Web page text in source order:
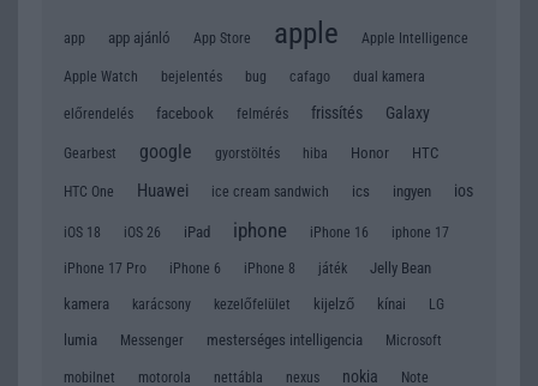
app app ajánló App Store apple Apple Intelligence
Apple Watch bejelentés bug cafago dual kamera
előrendelés facebook felmérés frissítés Galaxy
Gearbest google gyorstöltés hiba Honor HTC
HTC One Huawei ice cream sandwich ics ingyen ios
iOS 18 iOS 26 iPad iphone iPhone 16 iphone 17
iPhone 17 Pro iPhone 6 iPhone 8 játék
Jelly Bean
kamera
karácsony kezelőfelület kijelző kínai
LG
lumia
Messenger mesterséges intelligencia Microsoft
mobilnet motorola nettábla nexus nokia Note